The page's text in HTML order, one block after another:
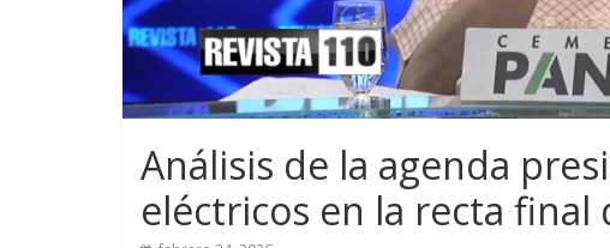
Análisis de la agenda
eléctricos en la recta final